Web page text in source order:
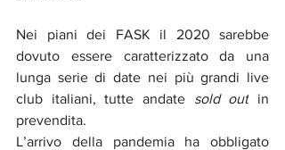
Nei piani dei FASK il 2020 sarebbe
dovuto essere caratterizzato da una
lunga serie di date nei più grandi live
club italiani, tutte andate sold out in
prevendita.
L’arrivo della pandemia ha obbligato